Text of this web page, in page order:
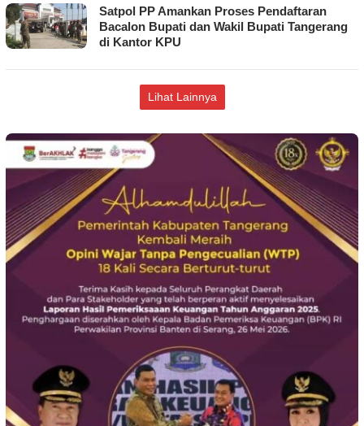
Satpol PP Amankan Proses Pendaftaran
Bacalon Bupati dan Wakil Bupati Tangerang
di Kantor KPU
Lihat Lainnya